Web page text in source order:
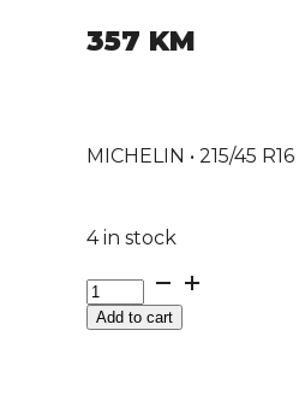
357 KM
MICHELIN • 215/45
4 in stock
215/45R16
M+S
ALPIN-
Add to cart